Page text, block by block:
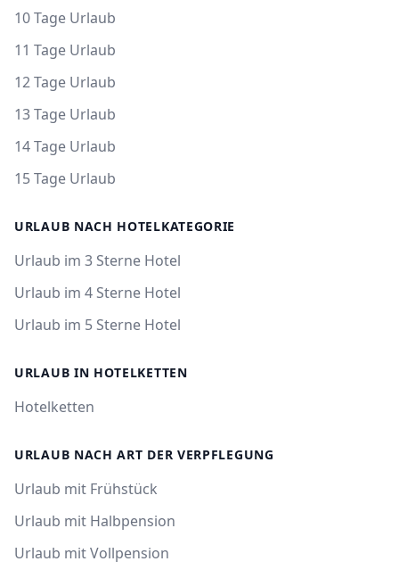
10 Tage Urlaub
11 Tage Urlaub
12 Tage Urlaub
13 Tage Urlaub
14 Tage Urlaub
15 Tage Urlaub
URLAUB NACH HOTELKATEGORIE
Urlaub im 3 Sterne Hotel
Urlaub im 4 Sterne Hotel
Urlaub im 5 Sterne Hotel
URLAUB IN HOTELKETTEN
Hotelketten
URLAUB NACH ART DER VERPFLEGUNG
Urlaub mit Frühstück
Urlaub mit Halbpension
Urlaub mit Vollpension